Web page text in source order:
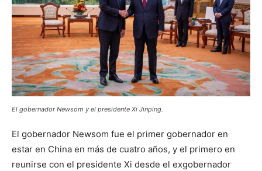
El gobernador Newsom y el presidente Xi Jinping.
El gobernador Newsom fue el primer gobernador en
estar en China en más de cuatro años, y el primero en
reunirse con el presidente Xi desde el exgobernador